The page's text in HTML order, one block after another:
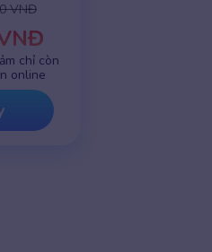
VNĐ
chỉ còn
online